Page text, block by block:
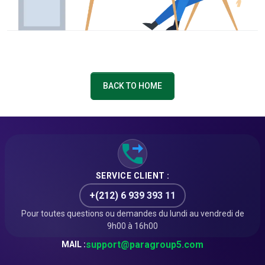
BACK TO HOME
SERVICE CLIENT :
+(212) 6 939 393 11
Pour toutes questions ou demandes du lundi au vendredi de
9h00 à 16h00
MAIL :support@paragroup5.com